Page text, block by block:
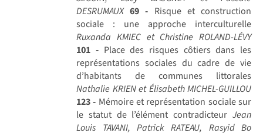
DESRUMAUX 69 - Risque et construction
sociale : une approche interculturelle
Ruxanda KMIEC et Christine ROLAND-LÉVY
101 -Place des risques côtiers dans les
représentations sociales du cadre de vie
d’habitants de communes littorales
Nathalie KRIEN et Élisabeth MICHEL-GUILLOU
123 - Mémoire et représentation sociale sur
le statut de l’élément contradicteur Jean
Louis TAVANI, Patrick RATEAU, Rasyid Bo